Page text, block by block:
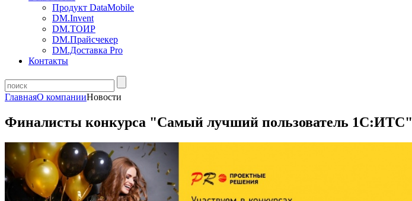
Продукт DataMobile
DM.Invent
DM.ТОИР
DM.Прайсчекер
DM.Доставка Pro
Контакты
ГлавнаяО компанииНовости
Финалисты конкурса "Самый лучший пользователь 1С:ИТС"